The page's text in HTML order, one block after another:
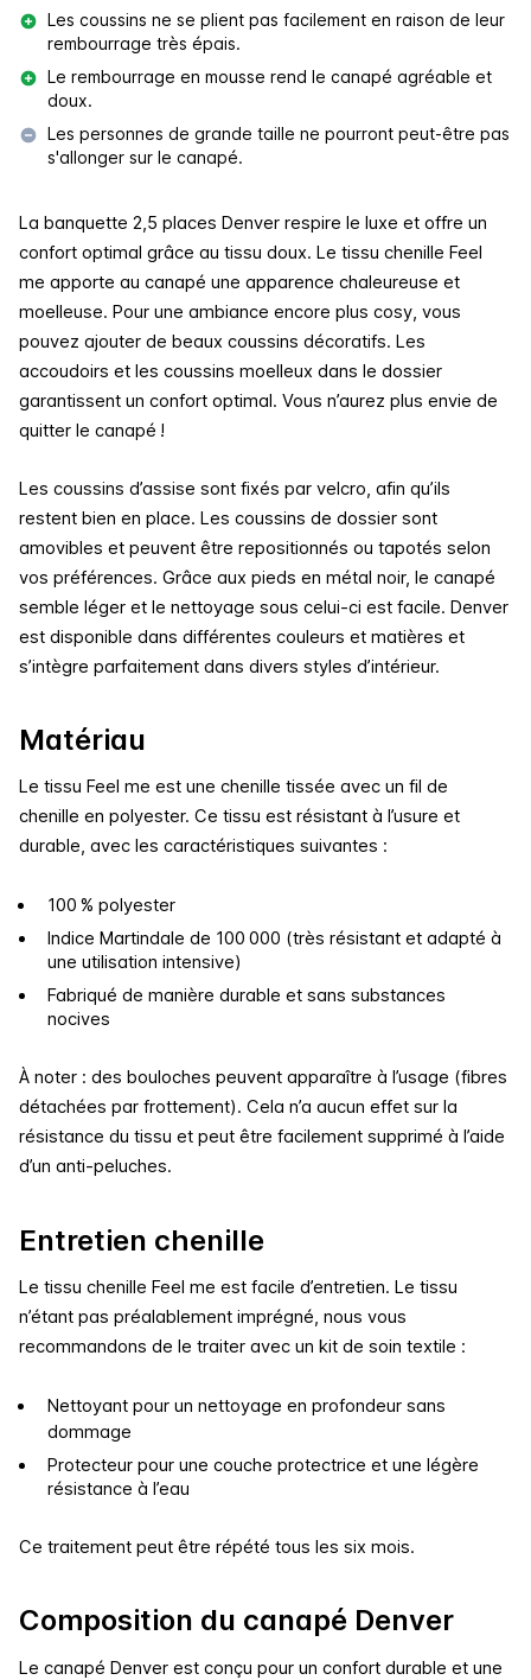
Les coussins ne se plient pas facilement en raison de leur
rembourrage très épais.
Le rembourrage en mousse rend le canapé agréable et
doux.
Les personnes de grande taille ne pourront peut-être pas
s'allonger sur le canapé.
La banquette 2,5 places Denver respire le luxe et offre un
confort optimal grâce au tissu doux. Le tissu chenille Feel
me apporte au canapé une apparence chaleureuse et
moelleuse. Pour une ambiance encore plus cosy, vous
pouvez ajouter de beaux coussins décoratifs. Les
accoudoirs et les coussins moelleux dans le dossier
garantissent un confort optimal. Vous n’aurez plus envie de
quitter le canapé !
Les coussins d’assise sont fixés par velcro, afin qu’ils
restent bien en place. Les coussins de dossier sont
amovibles et peuvent être repositionnés ou tapotés selon
vos préférences. Grâce aux pieds en métal noir, le canapé
semble léger et le nettoyage sous celui-ci est facile. Denver
est disponible dans différentes couleurs et matières et
s’intègre parfaitement dans divers styles d’intérieur.
Matériau
Le tissu Feel me est une chenille tissée avec un fil de
chenille en polyester. Ce tissu est résistant à l’usure et
durable, avec les caractéristiques suivantes :
100 % polyester
Indice Martindale de 100 000 (très résistant et adapté à
une utilisation intensive)
Fabriqué de manière durable et sans substances
nocives
À noter : des bouloches peuvent apparaître à l’usage (fibres
détachées par frottement). Cela n’a aucun effet sur la
résistance du tissu et peut être facilement supprimé à l’aide
d’un anti-peluches.
Entretien chenille
Le tissu chenille Feel me est facile d’entretien. Le tissu
n’étant pas préalablement imprégné, nous vous
recommandons de le traiter avec un kit de soin textile :
Nettoyant pour un nettoyage en profondeur sans
dommage
Protecteur pour une couche protectrice et une légère
résistance à l’eau
Ce traitement peut être répété tous les six mois.
Composition du canapé Denver
Le canapé Denver est conçu pour un confort durable et une